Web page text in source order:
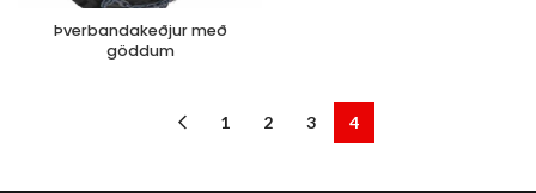
Þverbandakeðjur með
göddum
1 2 3 4